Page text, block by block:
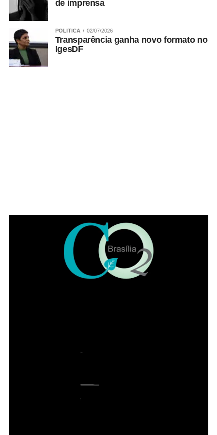
Bruno Sodré – Agência CLDF
de imprensa
POLITICA 02/07/2026
Transparência ganha novo formato no
IgesDF